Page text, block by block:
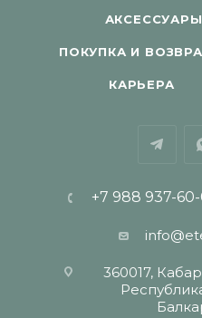
АКСЕССУАРЫ
ПОКУПКА И
КАРЬЕРА
+7 988 937-
360017,